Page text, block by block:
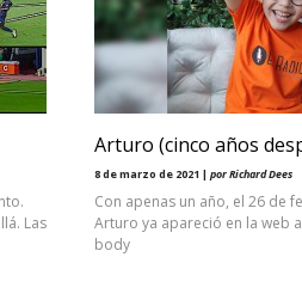
Las
Arturo (cinco años
8 de marzo de 2021 | por Richard Dees
Con apenas un año, el 26 de
Arturo ya apareció en la web
body